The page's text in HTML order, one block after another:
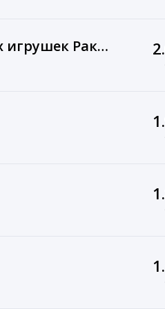
Магазин фирменных игрушек Ракета